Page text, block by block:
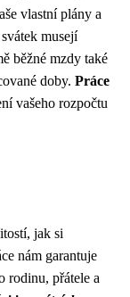
vlastní plány a
musejí
běžné mzdy také
doby. Práce
vašeho rozpočtu
jak si
nám garantuje
rodinu, přátele a